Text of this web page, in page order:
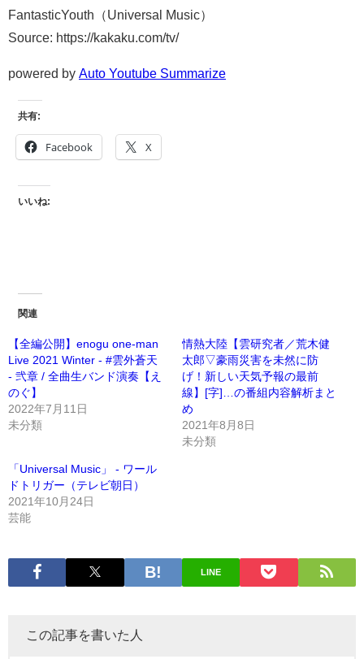
FantasticYouth（Universal Music）
Source: https://kakaku.com/tv/
powered by Auto Youtube Summarize
共有:
Facebook X
いいね:
関連
【全編公開】enogu one-man
Live 2021 Winter - #雲外蒼天
- 弐章 / 全曲生バンド演奏【え
のぐ】
2022年7月11日
未分類
情熱大陸【雲研究者／荒木健
太郎▽豪雨災害を未然に防
げ！新しい天気予報の最前
線】[字]…の番組内容解析まと
め
2021年8月8日
未分類
「Universal Music」 - ワール
ドトリガー（テレビ朝日）
2021年10月24日
芸能
LINE
この記事を書いた人